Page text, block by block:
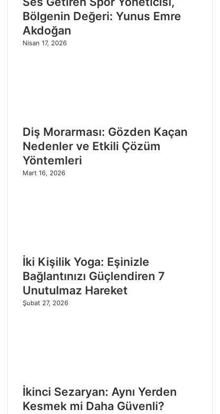
Bölgenin Değeri: Yunus Emre
Akdoğan
Nisan 17, 2026
Diş Morarması: Gözden Kaçan
Nedenler ve Etkili Çözüm
Yöntemleri
Mart 16, 2026
İki Kişilik Yoga: Eşinizle
Bağlantınızı Güçlendiren 7
Unutulmaz Hareket
Şubat 27, 2026
İkinci Sezaryan: Aynı Yerden
Kesmek mi Daha Güvenli?